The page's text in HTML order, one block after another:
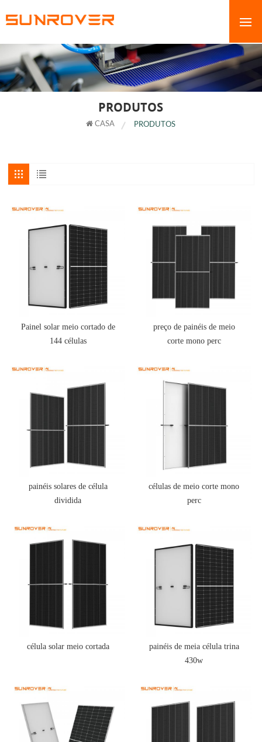
PRODUTOS
CASA PRODUTOS
Painel solar meio cortado de
144 células
preço de painéis de meio
corte mono perc
painéis solares de célula
dividida
células de meio corte mono
perc
célula solar meio cortada
painéis de meia célula trina
430w